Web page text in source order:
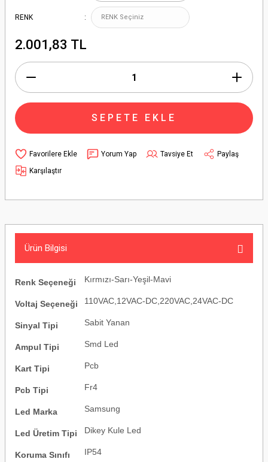
RENK
2.001,83 TL
SEPETE EKLE
Yorum Yap Tavsiye Et
Paylaş
Karşılaştır
Ürün Bilgisi
Renk Seçeneği Kırmızı-Sarı-Yeşil-Mavi
Voltaj Seçeneği 110VAC,12VAC-DC,220VAC,24VAC-DC
Sinyal Tipi Sabit Yanan
Ampul Tipi Smd Led
Kart Tipi Pcb
Pcb Tipi Fr4
Led Marka Samsung
Led Üretim Tipi Dikey Kule Led
Koruma Sınıfı IP54